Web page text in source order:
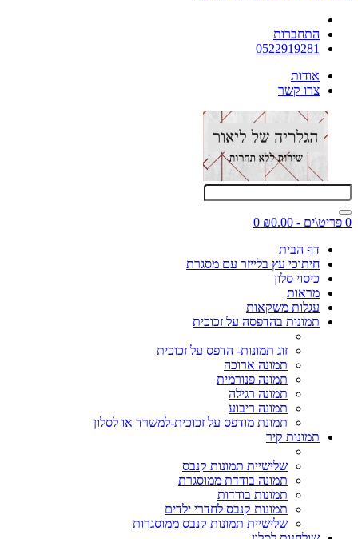
התחברות
0522919281
אודות
צרו קשר
0 פריט\ים - ₪0.00
0
דף הבית
חיתוכי עץ בלייזר עם מסגרת
כיסוי סלון
מראות
עגלות משקאות
תמונות בהדפסה על זכוכית
זוג תמונות- הדפס על זכוכית
תמונה ארוכה
תמונה פנורמית
תמונה רגילה
תמונה ריבוע
תמונת מודפס על זכוכית-למשרד או לסלון
תמונות קיר
שלישיית תמונות קנבס
תמונה בודדת ממוסגרת
תמונות בודדות
תמונות קנבס לחדרי ילדים
שלישיית תמונות קנבס ממוסגרות